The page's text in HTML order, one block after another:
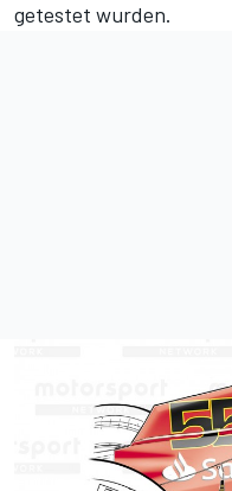
getestet wurden.